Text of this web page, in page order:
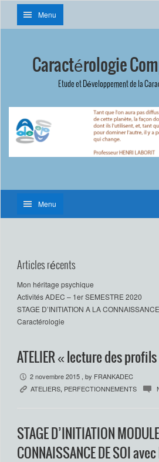
Menu
Caractérologie
Etude et Développement de la
Menu
Articles récents
Mon héritage psychique
Activités ADEC – 1er SEMESTRE 2020
STAGE D’INITIATION A LA
Caractérologie
ATELIER « lecture des
P 2 novembre 2015 , by FRANKADEC
K ATELIERS, PERFECTIONNEMENTS c
STAGE D’INITIATION
CONNAISSANCE DE SOI avec